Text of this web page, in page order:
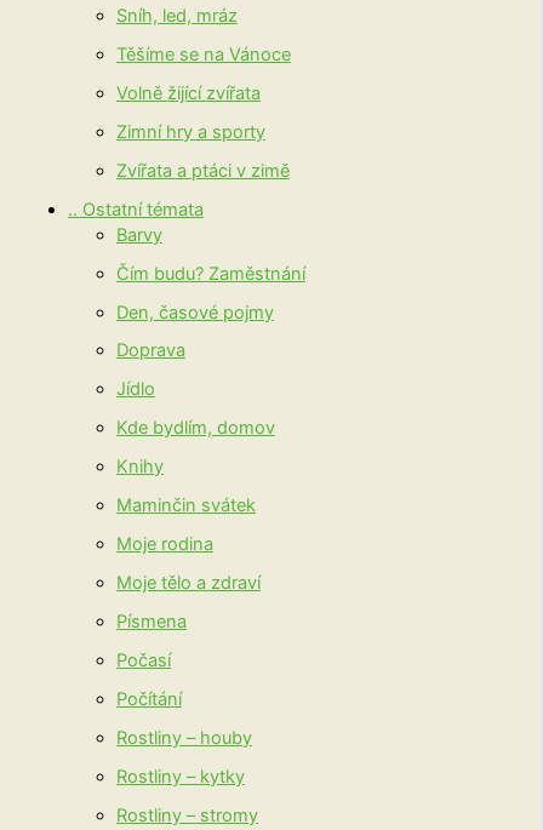
Sníh, led, mráz
Těšíme se na Vánoce
Volně žijící zvířata
Zimní hry a sporty
Zvířata a ptáci v zimě
.. Ostatní témata
Barvy
Čím budu? Zaměstnání
Den, časové pojmy
Doprava
Jídlo
Kde bydlím, domov
Knihy
Maminčin svátek
Moje rodina
Moje tělo a zdraví
Písmena
Počasí
Počítání
Rostliny – houby
Rostliny – kytky
Rostliny – stromy